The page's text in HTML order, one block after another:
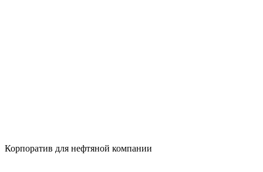
Корпоратив для нефтяной компании